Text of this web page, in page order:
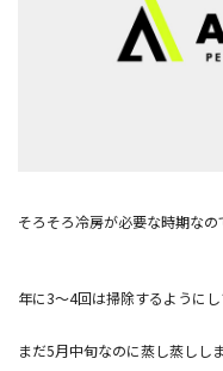
そろそろ冷房が必要な時期なの
年に3〜4回は掃除するようにし
まだ5月中旬なのに蒸し蒸しし